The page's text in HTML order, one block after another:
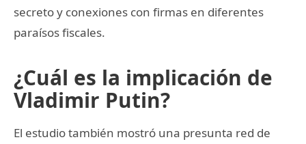
secreto y conexiones con firmas en diferentes
paraísos fiscales.
¿Cuál es la implicación de
Vladimir Putin?
El estudio también mostró una presunta red de